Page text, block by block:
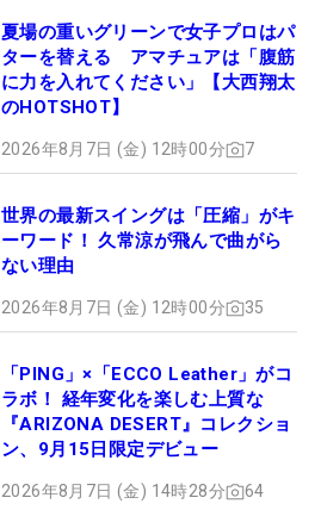
夏場の重いグリーンで女子プロはパ
ターを替える アマチュアは「腹筋
に力を入れてください」【大西翔太
のHOTSHOT】
2026年8月7日 (金) 12時00分 7
世界の最新スイングは「圧縮」がキ
ーワード！ 久常涼が飛んで曲がら
ない理由
2026年8月7日 (金) 12時00分 35
「PING」×「ECCO Leather」がコ
ラボ！ 経年変化を楽しむ上質な
『ARIZONA DESERT』コレクショ
ン、9月15日限定デビュー
2026年8月7日 (金) 14時28分 64